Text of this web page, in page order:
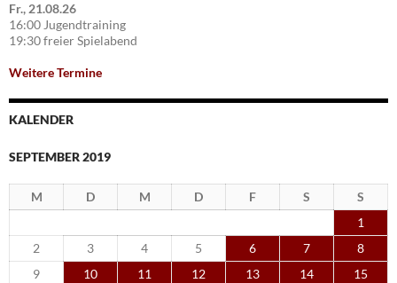
Fr., 21.08.26
16:00 Jugendtraining
19:30 freier Spielabend
Weitere Termine
KALENDER
SEPTEMBER 2019
M D M D F S
S
1
2
3 4 5 6 7
8
9
10 11 12 13 14
15